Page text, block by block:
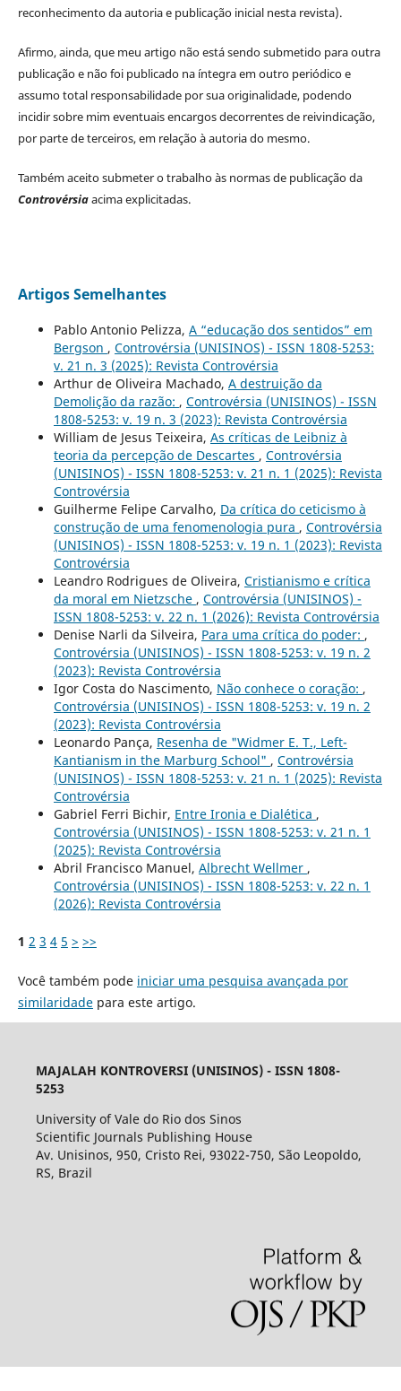
reconhecimento da autoria e publicação inicial nesta revista).
Afirmo, ainda, que meu artigo não está sendo submetido para outra
publicação e não foi publicado na íntegra em outro periódico e
assumo total responsabilidade por sua originalidade, podendo
incidir sobre mim eventuais encargos decorrentes de reivindicação,
por parte de terceiros, em relação à autoria do mesmo.
Também aceito submeter o trabalho às normas de publicação da
Controvérsiaacima explicitadas.
Artigos Semelhantes
Pablo Antonio Pelizza, A “educação dos sentidos” em
Bergson , Controvérsia (UNISINOS) - ISSN 1808-5253:
v. 21 n. 3 (2025): Revista Controvérsia
Arthur de Oliveira Machado, A destruição da
Demolição da razão: , Controvérsia (UNISINOS) - ISSN
1808-5253: v. 19 n. 3 (2023): Revista Controvérsia
William de Jesus Teixeira, As críticas de Leibniz à
teoria da percepção de Descartes , Controvérsia
(UNISINOS) - ISSN 1808-5253: v. 21 n. 1 (2025): Revista
Controvérsia
Guilherme Felipe Carvalho, Da crítica do ceticismo à
construção de uma fenomenologia pura , Controvérsia
(UNISINOS) - ISSN 1808-5253: v. 19 n. 1 (2023): Revista
Controvérsia
Leandro Rodrigues de Oliveira, Cristianismo e crítica
da moral em Nietzsche , Controvérsia (UNISINOS) -
ISSN 1808-5253: v. 22 n. 1 (2026): Revista Controvérsia
Denise Narli da Silveira, Para uma crítica do poder: ,
Controvérsia (UNISINOS) - ISSN 1808-5253: v. 19 n. 2
(2023): Revista Controvérsia
Igor Costa do Nascimento, Não conhece o coração: ,
Controvérsia (UNISINOS) - ISSN 1808-5253: v. 19 n. 2
(2023): Revista Controvérsia
Leonardo Pança, Resenha de "Widmer E. T., Left-
Kantianism in the Marburg School" , Controvérsia
(UNISINOS) - ISSN 1808-5253: v. 21 n. 1 (2025): Revista
Controvérsia
Gabriel Ferri Bichir, Entre Ironia e Dialética ,
Controvérsia (UNISINOS) - ISSN 1808-5253: v. 21 n. 1
(2025): Revista Controvérsia
Abril Francisco Manuel, Albrecht Wellmer ,
Controvérsia (UNISINOS) - ISSN 1808-5253: v. 22 n. 1
(2026): Revista Controvérsia
1 2 3 4 5 > >>
Você também pode iniciar uma pesquisa avançada por
similaridadepara este artigo.
MAJALAH KONTROVERSI (UNISINOS) - ISSN 1808-
5253
University of Vale do Rio dos Sinos
Scientific Journals Publishing House
Av. Unisinos, 950, Cristo Rei, 93022-750, São Leopoldo,
RS, Brazil